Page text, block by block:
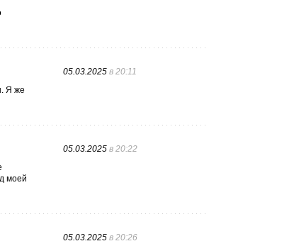
Я же
05.03.2025 в 20:11
моей
05.03.2025 в 20:22
05.03.2025 в 20:26